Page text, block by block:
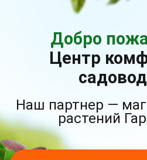
Добро
Центр
Наш партнер —
растений